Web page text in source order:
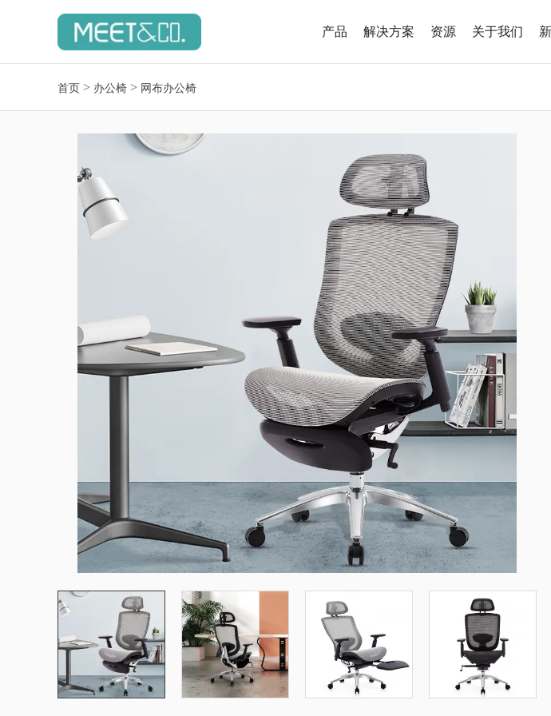
产品
办公桌
可调高度桌子
会议桌
老板经理班台
皮质办公椅
会议椅
塑料椅
电竞椅
培训椅
培训桌
学校家具
公寓床
课桌椅
解决方案 资源 关于我们
首页 > 办公椅 > 网布办公椅